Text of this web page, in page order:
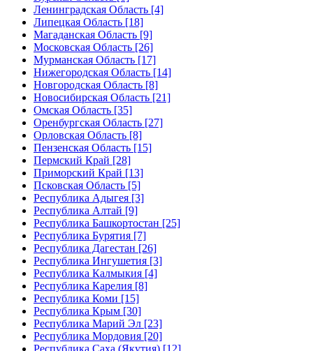
Ленинградская Область [4]
Липецкая Область [18]
Магаданская Область [9]
Московская Область [26]
Мурманская Область [17]
Нижегородская Область [14]
Новгородская Область [8]
Новосибирская Область [21]
Омская Область [35]
Оренбургская Область [27]
Орловская Область [8]
Пензенская Область [15]
Пермский Край [28]
Приморский Край [13]
Псковская Область [5]
Республика Адыгея [3]
Республика Алтай [9]
Республика Башкортостан [25]
Республика Бурятия [7]
Республика Дагестан [26]
Республика Ингушетия [3]
Республика Калмыкия [4]
Республика Карелия [8]
Республика Коми [15]
Республика Крым [30]
Республика Марий Эл [23]
Республика Мордовия [20]
Республика Саха (Якутия) [12]